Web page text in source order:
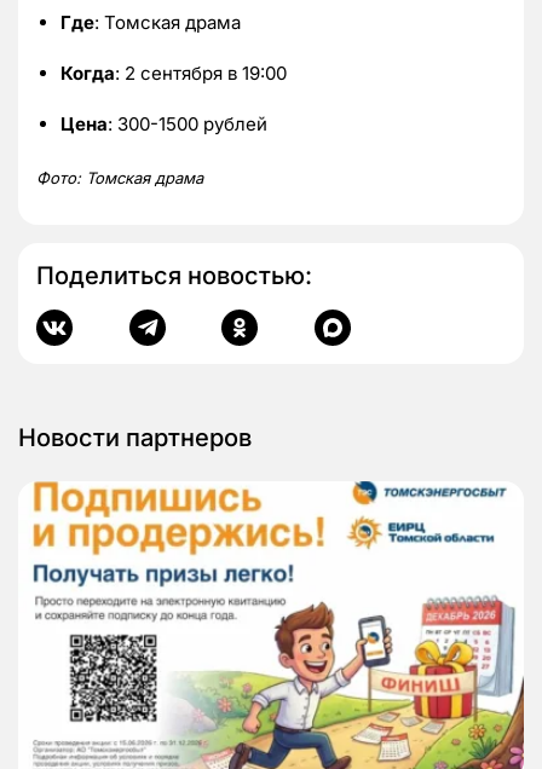
Где: Томская драма
Когда: 2 сентября в 19:00
Цена: 300-1500 рублей
Фото: Томская драма
Поделиться новостью:
Новости партнеров